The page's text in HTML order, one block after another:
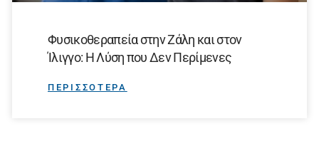
Φυσικοθεραπεία στην Ζάλη και στον
Ίλιγγο: Η Λύση που Δεν Περίμενες
ΠΕΡΙΣΣΟΤΕΡΑ